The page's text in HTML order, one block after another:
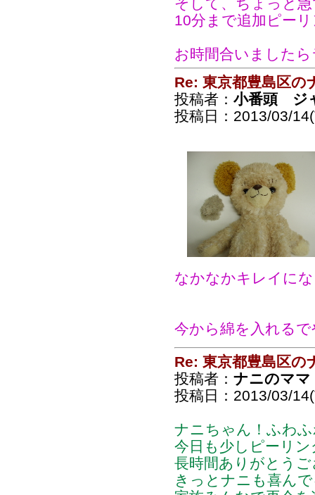
10分まで追加ピー
お時間合いました
Re: 東京都豊島区の
投稿者： 小番頭 ジ
投稿日：2013/03/
なかなかキレイに
今から綿を入れる
Re: 東京都豊島区の
投稿者： ナニのママ
投稿日：2013/03/
ナニちゃん！ふわ
今日も少しピーリ
長時間ありがとう
きっとナニも喜ん